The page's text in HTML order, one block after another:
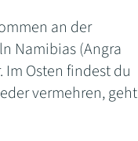
an der
Namibias (Angra
Im Osten findest du
vermehren, geht